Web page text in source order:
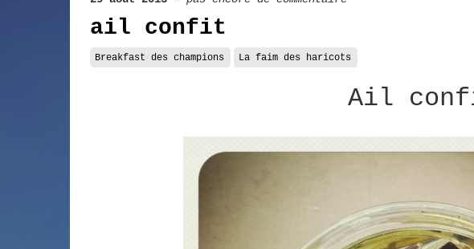
ail confit
Breakfast des champions La faim des haricots
Ail